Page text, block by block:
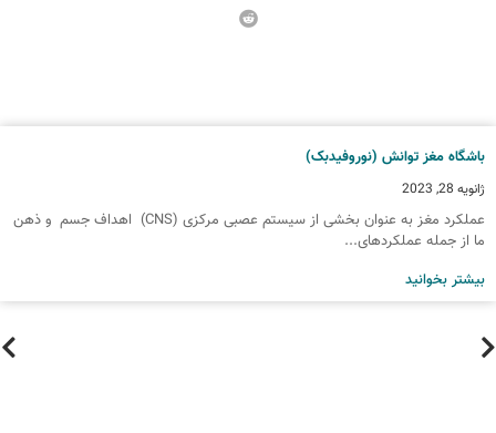
باشگاه مغز توانش (نوروفیدبک)
ژانویه 28, 2023
عملکرد مغز به عنوان بخشی از سیستم عصبی مرکزی (CNS) اهداف جسم و ذهن
ما از جمله عملکردهای...
بیشتر بخوانید